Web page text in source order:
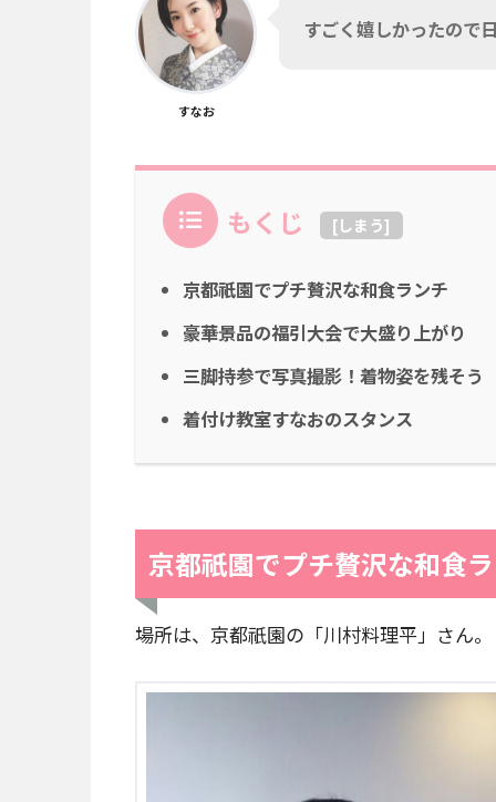
すなお
すごく嬉しかったので
もくじ [しまう]
京都祇園でプチ贅沢な和食ランチ
豪華景品の福引大会で大盛り上がり
三脚持参で写真撮影！着物姿を残そう
着付け教室すなおのスタンス
京都祇園でプチ贅沢な和食
場所は、京都祇園の「川村料理平」さん。